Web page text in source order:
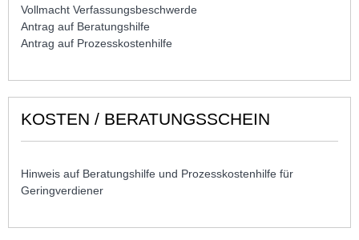
Vollmacht Verfassungsbeschwerde
Antrag auf Beratungshilfe
Antrag auf Prozesskostenhilfe
KOSTEN / BERATUNGSSCHEIN
Hinweis auf Beratungshilfe und Prozesskostenhilfe für
Geringverdiener